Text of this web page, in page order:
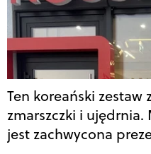
Ten koreański zestaw
zmarszczki i
jest zachwycona